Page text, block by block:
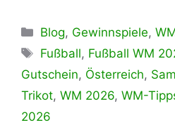
Kategorien
Blog, Gewinnspiele,
Schlagwörter
Fußball, Fußball WM
Gutschein, Österreich,
Trikot, WM 2026, WM-
2026